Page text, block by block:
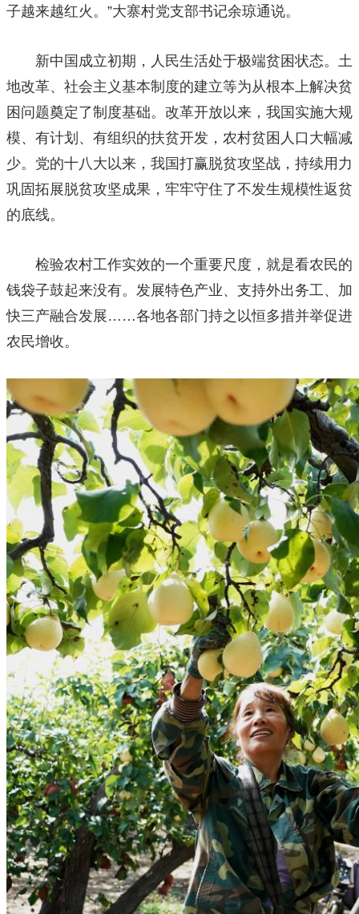
子越来越红火。”大寨村党支部书记余琼通说。
新中国成立初期，人民生活处于极端贫困状态。土
地改革、社会主义基本制度的建立等为从根本上解决贫
困问题奠定了制度基础。改革开放以来，我国实施大规
模、有计划、有组织的扶贫开发，农村贫困人口大幅减
少。党的十八大以来，我国打赢脱贫攻坚战，持续用力
巩固拓展脱贫攻坚成果，牢牢守住了不发生规模性返贫
的底线。
检验农村工作实效的一个重要尺度，就是看农民的
钱袋子鼓起来没有。发展特色产业、支持外出务工、加
快三产融合发展……各地各部门持之以恒多措并举促进
农民增收。